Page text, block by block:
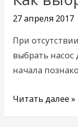
27 апреля 2017
При
выбрать насос
начала
насос
Читать далее »